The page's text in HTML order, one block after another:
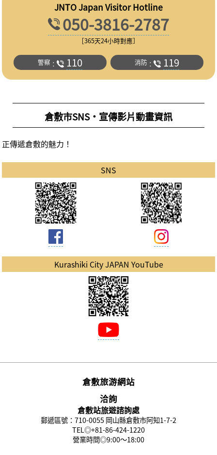
JNTO Japan Visitor Hotline
050-3816-2787
［365天24小時對應］
警察 ： 110 消防 ： 119
倉敷市SNS・宣傳影片動畫資訊
正傳遞倉敷的魅力！
SNS
Kurashiki City JAPAN YouTube
倉敷旅游網站
洽詢
倉敷站旅遊諮詢處
郵遞區號：710-0055 岡山縣倉敷市阿知1-7-2
TEL◎+81-86-424-1220
營業時間◎9:00〜18:00